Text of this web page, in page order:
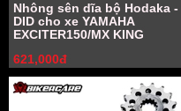
Nhông sên dĩa bộ Hodaka -
DID cho xe YAMAHA
EXCITER150/MX KING
621,000đ